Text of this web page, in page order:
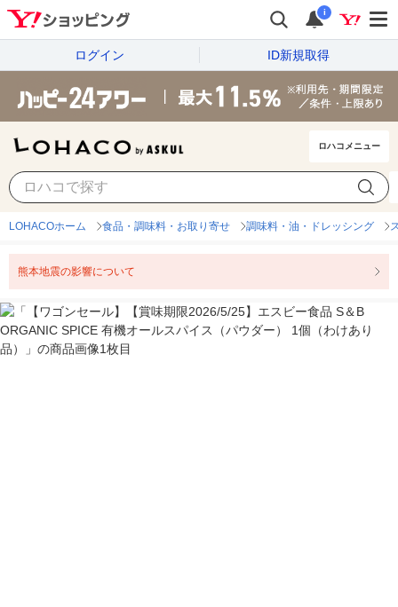
i
ログイン ID新規取得
ロハコメニュー
LOHACOホーム 食品・調味料・お取り寄せ 調味料・油・ドレッシング
熊本地震の影響について